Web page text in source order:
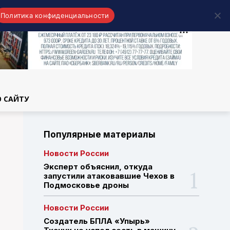
САЙТУ
Популярные материалы
Новости России
Эксперт объяснил, откуда
запустили атаковавшие Чехов в
Подмосковье дроны
Новости России
Создатель БПЛА «Упырь»
Политика конфиденциальности